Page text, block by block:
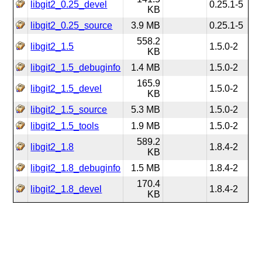
libgit2_0.25_devel
KB
0.25.1-5
libgit2_0.25_source 3.9 MB 0.25.1-5
libgit2_1.5
558.2
KB
1.5.0-2
libgit2_1.5_debuginfo 1.4 MB 1.5.0-2
libgit2_1.5_devel
165.9
KB
1.5.0-2
libgit2_1.5_source 5.3 MB
1.5.0-2
libgit2_1.5_tools
1.9 MB 1.5.0-2
libgit2_1.8
589.2
KB
1.8.4-2
libgit2_1.8_debuginfo 1.5 MB 1.8.4-2
libgit2_1.8_devel
170.4
KB
1.8.4-2